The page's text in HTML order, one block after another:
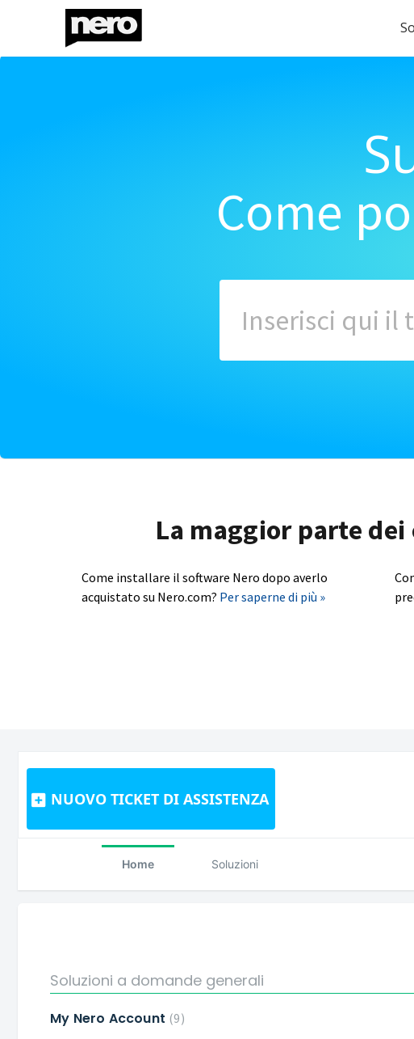
Come
La maggior parte
Come installare il software Nero dopo averlo
acquistato su Nero.com? Per saperne di più »
NUOVO TICKET DI ASSISTENZA
Home Soluzioni
Soluzioni a domande generali
My Nero Account 9